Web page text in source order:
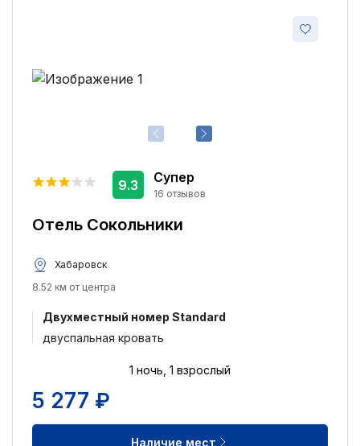
Отель Сокольники
Супер
16 отзывов
9.3
Хабаровск
8.52 км от центра
Двухместный номер Standard
двуспальная кровать
1 ночь, 1 взрослый
5 277 ₽
Наличие мест